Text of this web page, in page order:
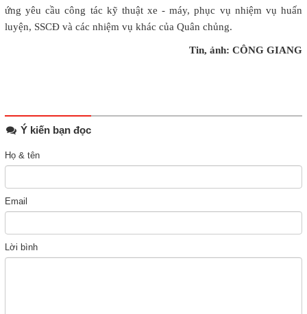
ứng yêu cầu công tác kỹ thuật xe - máy, phục vụ nhiệm vụ huấn
luyện, SSCĐ và các nhiệm vụ khác của Quân chủng.
Tin, ảnh: CÔNG GIANG
Ý kiến bạn đọc
Họ & tên
Email
Lời bình